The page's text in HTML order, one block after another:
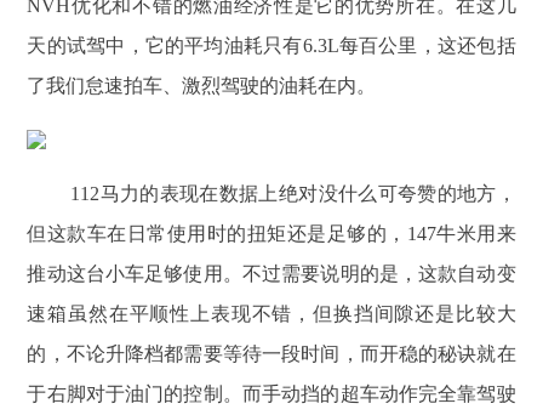
NVH优化和不错的燃油经济性是它的优势所在。在这几
天的试驾中，它的平均油耗只有6.3L每百公里，这还包括
了我们怠速拍车、激烈驾驶的油耗在内。
112马力的表现在数据上绝对没什么可夸赞的地方，
但这款车在日常使用时的扭矩还是足够的，147牛米用来
推动这台小车足够使用。不过需要说明的是，这款自动变
速箱虽然在平顺性上表现不错，但换挡间隙还是比较大
的，不论升降档都需要等待一段时间，而开稳的秘诀就在
于右脚对于油门的控制。而手动挡的超车动作完全靠驾驶